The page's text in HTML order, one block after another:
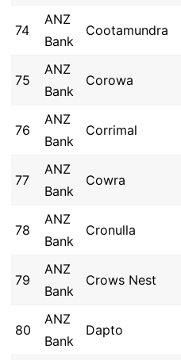
74
ANZ
Bank
Cootamundra
75
ANZ
Bank
Corowa
76
ANZ
Bank
Corrimal
77
ANZ
Bank
Cowra
78
ANZ
Bank
Cronulla
79
ANZ
Bank
Crows Nest
80
ANZ
Bank
Dapto